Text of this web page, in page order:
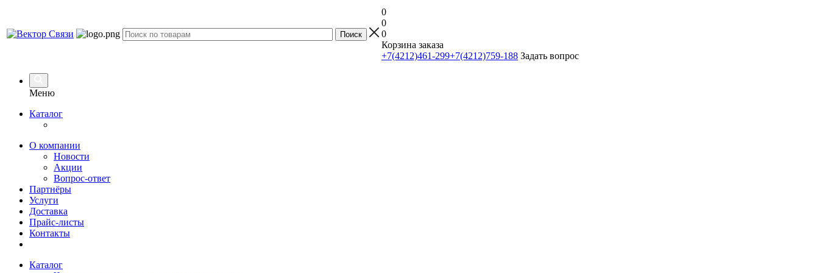
0
0
0
Корзина заказа
+7(4212)461-299+7(4212)759-188 Задать вопрос
Меню
Каталог
О компании
Новости
Акции
Вопрос-ответ
Партнёры
Услуги
Доставка
Прайс-листы
Контакты
Каталог